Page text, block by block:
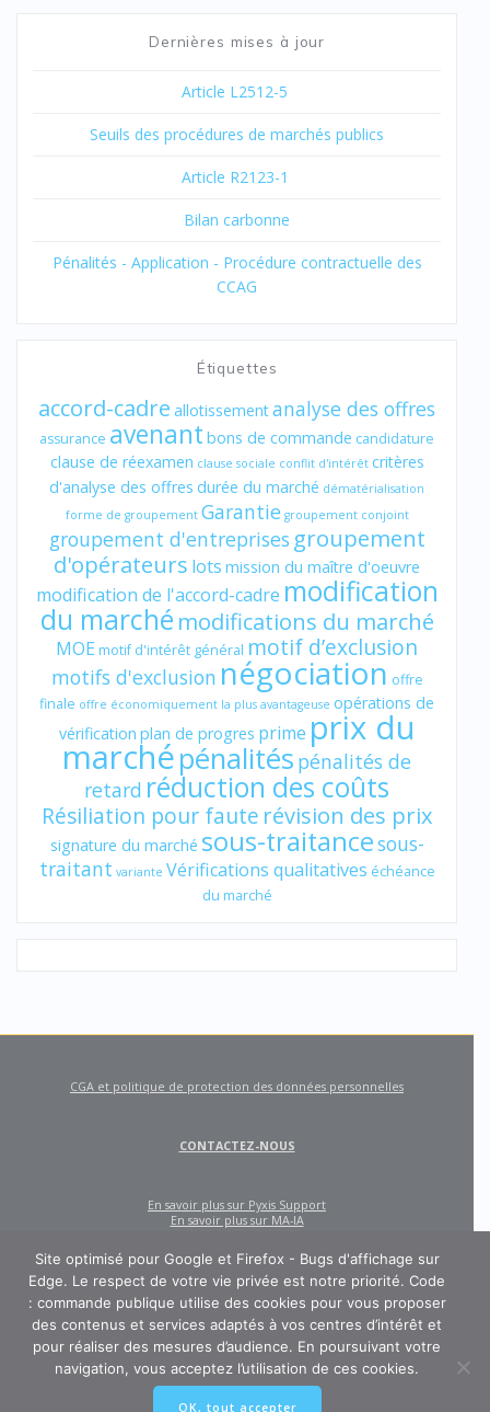
Dernières mises à jour
Article L2512-5
Seuils des procédures de marchés publics
Article R2123-1
Bilan carbonne
Pénalités - Application - Procédure contractuelle des
CCAG
Étiquettes
accord-cadre allotissementanalyse des offres
assurance avenant bons de commande candidature
clause de réexamen clause sociale conflit d'intérêt critères
d'analyse des offres durée du marché dématérialisation
forme de groupement Garantie groupement conjoint
groupement d'entreprises groupement
d'opérateurs lots mission du maître d'oeuvre
modification de l'accord-cadre modification
du marché modifications du marché
MOE motif d'intérêt général motif d’exclusion
motifs d'exclusion négociation offre
finale offre économiquement la plus avantageuse opérations de
vérification plan de progres prime prix du
marchépénalités pénalités de
retard réduction des coûts
Résiliation pour faute révision des prix
signature du marché sous-traitancesous-
traitant variante Vérifications qualitatives échéance
du marché
CODE : COMMANDE PUBLIQUE
CGA et politique de protection des données personnelles
CONTACTEZ-NOUS
En savoir plus sur Pyxis Support
En savoir plus sur MA-IA
Site optimisé pour Google et Firefox - Bugs d'affichage sur
Edge. Le respect de votre vie privée est notre priorité. Code
: commande publique utilise des cookies pour vous proposer
des contenus et services adaptés à vos centres d’intérêt et
pour réaliser des mesures d’audience. En poursuivant votre
navigation, vous acceptez l’utilisation de ces cookies.
OK, tout accepter